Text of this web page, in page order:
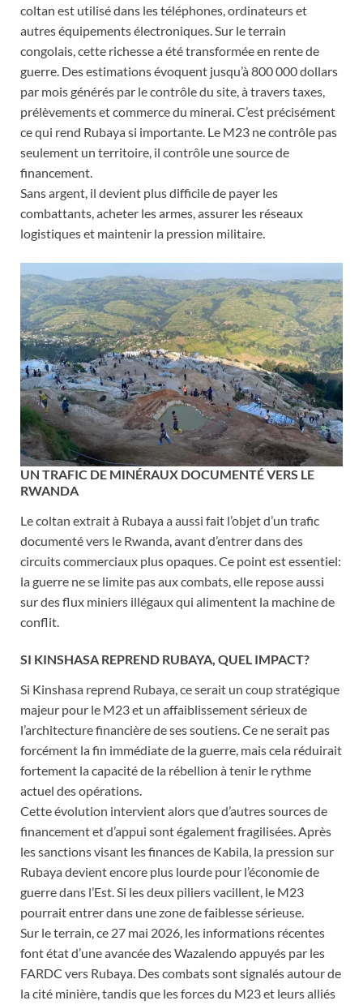
coltan est utilisé dans les téléphones, ordinateurs et
autres équipements électroniques. Sur le terrain
congolais, cette richesse a été transformée en rente de
guerre. Des estimations évoquent jusqu’à 800 000 dollars
par mois générés par le contrôle du site, à travers taxes,
prélèvements et commerce du minerai. C’est précisément
ce qui rend Rubaya si importante. Le M23 ne contrôle pas
seulement un territoire, il contrôle une source de
financement.
Sans argent, il devient plus difficile de payer les
combattants, acheter les armes, assurer les réseaux
logistiques et maintenir la pression militaire.
UN TRAFIC DE MINÉRAUX DOCUMENTÉ VERS LE
RWANDA
Le coltan extrait à Rubaya a aussi fait l’objet d’un trafic
documenté vers le Rwanda, avant d’entrer dans des
circuits commerciaux plus opaques. Ce point est essentiel:
la guerre ne se limite pas aux combats, elle repose aussi
sur des flux miniers illégaux qui alimentent la machine de
conflit.
SI KINSHASA REPREND RUBAYA, QUEL IMPACT?
Si Kinshasa reprend Rubaya, ce serait un coup stratégique
majeur pour le M23 et un affaiblissement sérieux de
l’architecture financière de ses soutiens. Ce ne serait pas
forcément la fin immédiate de la guerre, mais cela réduirait
fortement la capacité de la rébellion à tenir le rythme
actuel des opérations.
Cette évolution intervient alors que d’autres sources de
financement et d’appui sont également fragilisées. Après
les sanctions visant les finances de Kabila, la pression sur
Rubaya devient encore plus lourde pour l’économie de
guerre dans l’Est. Si les deux piliers vacillent, le M23
pourrait entrer dans une zone de faiblesse sérieuse.
Sur le terrain, ce 27 mai 2026, les informations récentes
font état d’une avancée des Wazalendo appuyés par les
FARDC vers Rubaya. Des combats sont signalés autour de
la cité minière, tandis que les forces du M23 et leurs alliés